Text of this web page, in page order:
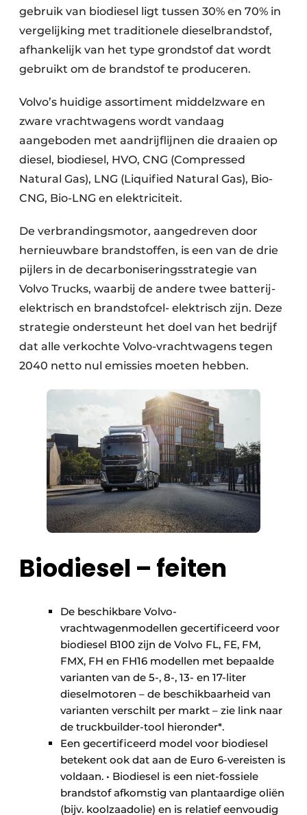
gebruik van biodiesel ligt tussen 30% en 70% in
vergelijking met traditionele dieselbrandstof,
afhankelijk van het type grondstof dat wordt
gebruikt om de brandstof te produceren.
Volvo’s huidige assortiment middelzware en
zware vrachtwagens wordt vandaag
aangeboden met aandrijflijnen die draaien op
diesel, biodiesel, HVO, CNG (Compressed
Natural Gas), LNG (Liquified Natural Gas), Bio-
CNG, Bio-LNG en elektriciteit.
De verbrandingsmotor, aangedreven door
hernieuwbare brandstoffen, is een van de drie
pijlers in de decarboniseringsstrategie van
Volvo Trucks, waarbij de andere twee batterij-
elektrisch en brandstofcel- elektrisch zijn. Deze
strategie ondersteunt het doel van het bedrijf
dat alle verkochte Volvo-vrachtwagens tegen
2040 netto nul emissies moeten hebben.
Biodiesel – feiten
De beschikbare Volvo-
vrachtwagenmodellen gecertificeerd voor
biodiesel B100 zijn de Volvo FL, FE, FM,
FMX, FH en FH16 modellen met bepaalde
varianten van de 5-, 8-, 13- en 17-liter
dieselmotoren – de beschikbaarheid van
varianten verschilt per markt – zie link naar
de truckbuilder-tool hieronder*.
Een gecertificeerd model voor biodiesel
betekent ook dat aan de Euro 6-vereisten is
voldaan. • Biodiesel is een niet-fossiele
brandstof afkomstig van plantaardige oliën
(bijv. koolzaadolie) en is relatief eenvoudig